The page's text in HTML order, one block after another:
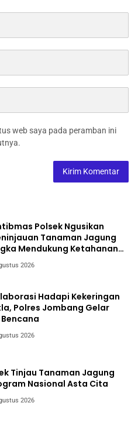
web saya pada peramban ini
Polsek Ngusikan
Tanaman Jagung
Mendukung Ketahanan
2026
Hadapi Kekeringan
Polres Jombang Gelar
2026
Tinjau Tanaman Jagung
Nasional Asta Cita
2026